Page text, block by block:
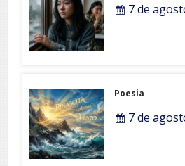
7 de
Poesia
7 de